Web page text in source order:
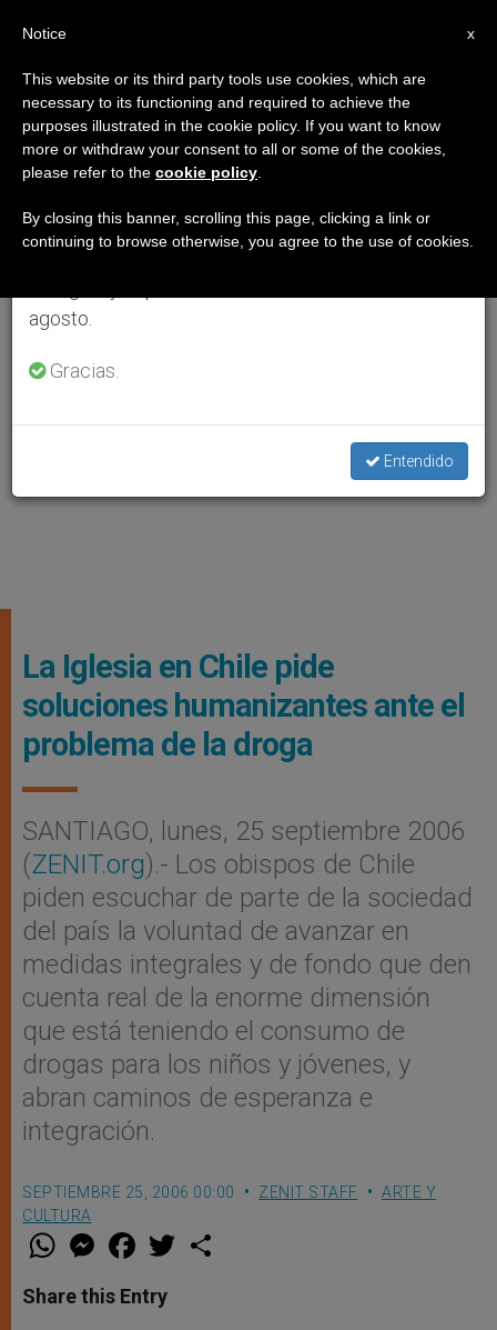
La Iglesia en Chile pide
soluciones humanizantes ante el
problema de la droga
SANTIAGO, lunes, 25 septiembre 2006
(ZENIT.org).- Los obispos de Chile
piden escuchar de parte de la sociedad
del país la voluntad de avanzar en
medidas integrales y de fondo que den
cuenta real de la enorme dimensión
que está teniendo el consumo de
drogas para los niños y jóvenes, y
abran caminos de esperanza e
integración.
SEPTIEMBRE 25, 2006 00:00 ZENIT STAFF
ARTE Y
CULTURA
W
t
s
M
e
s
e
F
a
e
b
w
Share this Entry
×
Aviso importante
Del 27 de julio al 7 de agosto haremos la pausa
anual, aprovechando que en el periodo de verano
se generan menos informaciones y también el
agosto.
Gracias.
Entendido
x
Notice
This website or its third party tools use cookies, which are
necessary to its functioning and required to achieve the
purposes illustrated in the cookie policy. If you want to know
more or withdraw your consent to all or some of the cookies,
please refer to the cookie policy
By closing this banner, scrolling this page, clicking a link or
continuing to browse otherwise, you agree to the use of cookies.